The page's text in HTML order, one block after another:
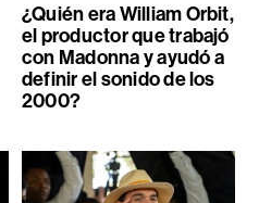
¿Quién era William Orbit,
el productor que trabajó
con Madonna y ayudó a
definir el sonido de los
2000?